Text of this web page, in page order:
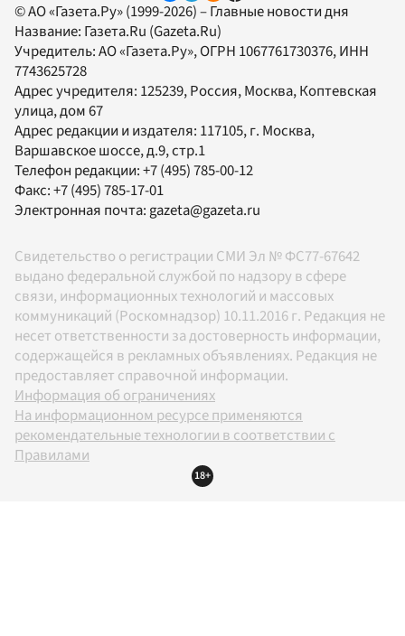
© АО «Газета.Ру» (1999-2026) – Главные новости дня
Название: Газета.Ru (Gazeta.Ru)
Учредитель:АО «Газета.Ру», ОГРН 1067761730376, ИНН
7743625728
Адрес учредителя: 125239, Россия, Москва, Коптевская
улица, дом 67
Адрес редакции и издателя: 117105, г. Москва,
Варшавское шоссе, д.9, стр.1
Телефон редакции:+7 (495) 785-00-12
Факс:+7 (495) 785-17-01
Электронная почта:gazeta@gazeta.ru
Свидетельство о регистрации СМИ Эл № ФС77-67642
выдано федеральной службой по надзору в сфере
связи, информационных технологий и массовых
коммуникаций (Роскомнадзор) 10.11.2016 г. Редакция не
несет ответственности за достоверность информации,
содержащейся в рекламных объявлениях. Редакция не
предоставляет справочной информации.
Информация об ограничениях
На информационном ресурсе применяются
рекомендательные технологии в соответствии с
Правилами
18+